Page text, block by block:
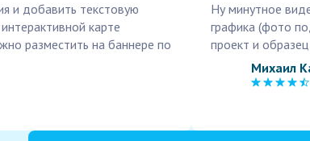
и добавить текстовую
карте
разместить на баннере по
Ну минутное
графика (фото
проект и
Михаил